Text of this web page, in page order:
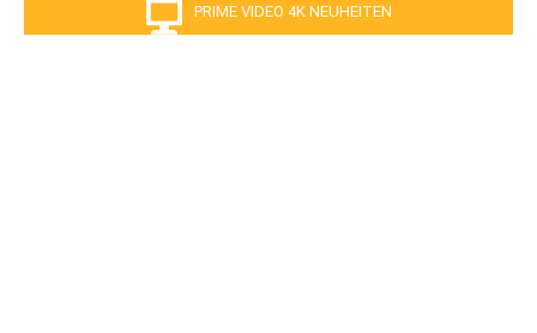
PRIME VIDEO 4K NEUHEITEN